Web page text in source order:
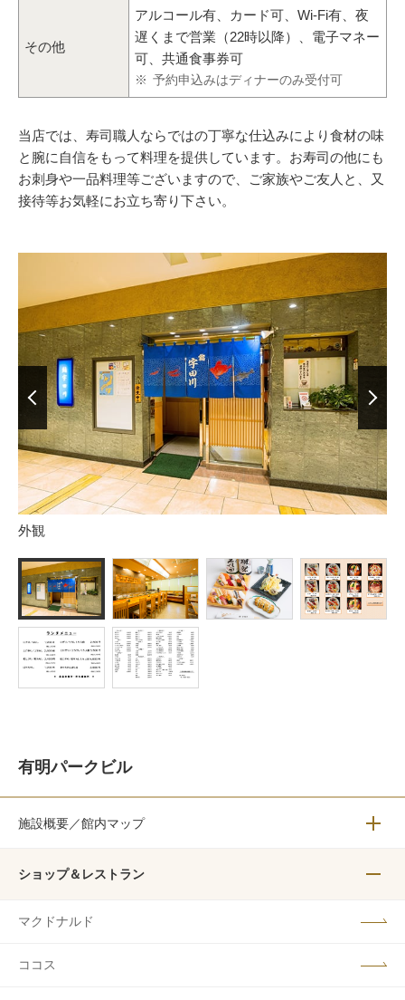
その他
アルコール有、カード可、Wi-Fi有、夜
遅くまで営業（22時以降）、電子マネー
可、共通食事券可
※ 予約申込みはディナーのみ受付可
当店では、寿司職人ならではの丁寧な仕込みにより食材の味
と腕に自信をもって料理を提供しています。お寿司の他にも
お刺身や一品料理等ございますので、ご家族やご友人と、又
接待等お気軽にお立ち寄り下さい。
外観
前の画像を表示 次の画
有明パークビル
施設概要／館内マップ メニュ
ショップ＆レストラン
マクドナルド
ココス